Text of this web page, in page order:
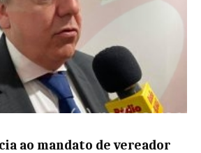
ao mandato de vereador